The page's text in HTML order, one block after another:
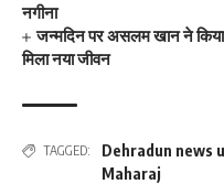
नगीना
जन्मदिन पर असलम खान ने किया
मिला नया जीवन
TAGGED: Dehradun news
Maharaj